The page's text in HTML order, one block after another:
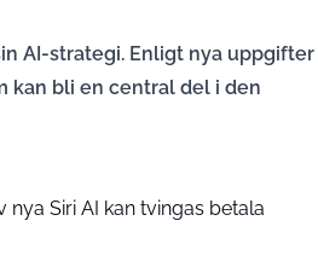
AI-strategi. Enligt nya uppgifter
kan bli en central del i den
Siri AI kan tvingas betala